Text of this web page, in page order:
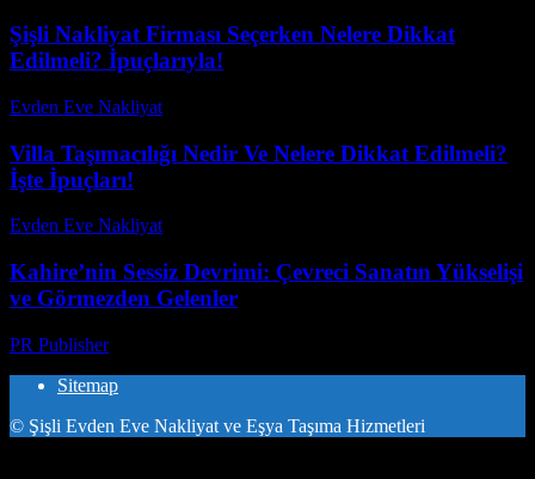
Şişli Nakliyat Firması Seçerken Nelere Dikkat
Edilmeli? İpuçlarıyla!
Evden Eve Nakliyat
Villa Taşımacılığı Nedir Ve Nelere Dikkat Edilmeli?
İşte İpuçları!
Evden Eve Nakliyat
Kahire’nin Sessiz Devrimi: Çevreci Sanatın Yükselişi
ve Görmezden Gelenler
PR Publisher-
Sitemap
© Şişli Evden Eve Nakliyat ve Eşya Taşıma Hizmetleri